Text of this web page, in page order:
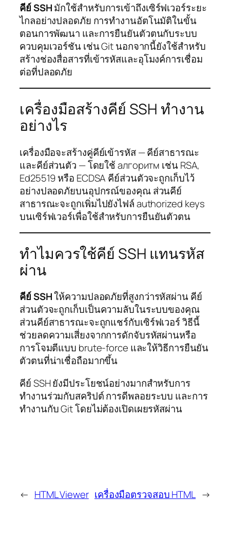
คีย์ SSHมักใช้สำหรับการเข้าถึงเซิร์ฟเวอร์ระยะ
ไกลอย่างปลอดภัย การทำงานอัตโนมัติในขั้น
ตอนการพัฒนา และการยืนยันตัวตนกับระบบ
ควบคุมเวอร์ชัน เช่น Git นอกจากนี้ยังใช้สำหรับ
สร้างช่องสื่อสารที่เข้ารหัสและอุโมงค์การเชื่อม
ต่อที่ปลอดภัย
เครื่องมือสร้างคีย์ SSH ทำงาน
อย่างไร
เครื่องมือจะสร้างคู่คีย์เข้ารหัส — คีย์สาธารณะ
และคีย์ส่วนตัว — โดยใช้ алгоритм เช่น RSA,
Ed25519 หรือ ECDSA คีย์ส่วนตัวจะถูกเก็บไว้
อย่างปลอดภัยบนอุปกรณ์ของคุณ ส่วนคีย์
สาธารณะจะถูกเพิ่มไปยังไฟล์ authorized keys
บนเซิร์ฟเวอร์เพื่อใช้สำหรับการยืนยันตัวตน
ทำไมควรใช้คีย์ SSH แทนรหัส
ผ่าน
คีย์ SSHให้ความปลอดภัยที่สูงกว่ารหัสผ่าน คีย์
ส่วนตัวจะถูกเก็บเป็นความลับในระบบของคุณ
ส่วนคีย์สาธารณะจะถูกแชร์กับเซิร์ฟเวอร์ วิธีนี้
ช่วยลดความเสี่ยงจากการดักจับรหัสผ่านหรือ
การโจมตีแบบ brute-force และให้วิธีการยืนยัน
ตัวตนที่น่าเชื่อถือมากขึ้น
คีย์ SSH ยังมีประโยชน์อย่างมากสำหรับการ
ทำงานร่วมกับสคริปต์ การดีพลอยระบบ และการ
ทำงานกับ Git โดยไม่ต้องเปิดเผยรหัสผ่าน
← HTML Viewer เครื่องมือตรวจสอบ HTML →